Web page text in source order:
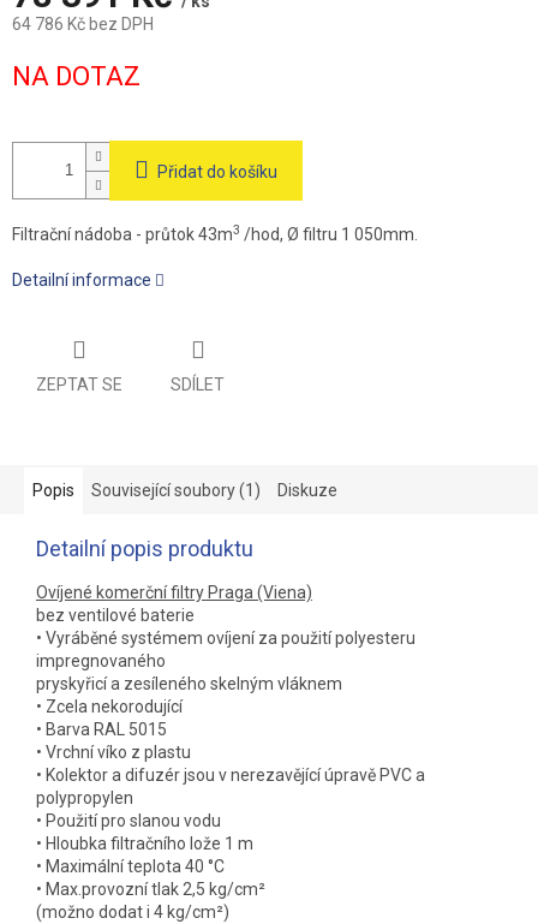
64 786 Kč bez DPH
cena:
NA DOTAZ
Přidat do košíku
Filtrační nádoba - průtok 43m3 /hod, Ø filtru 1 050mm.
Detailní informace
ZEPTAT SE SDÍLET
Popis Související soubory (1) Diskuze
Detailní popis produktu
Ovíjené komerční filtry Praga (Viena)
bez ventilové baterie
• Vyráběné systémem ovíjení za použití polyesteru
impregnovaného
pryskyřicí a zesíleného skelným vláknem
• Zcela nekorodující
• Barva RAL 5015
• Vrchní víko z plastu
• Kolektor a difuzér jsou v nerezavějící úpravě PVC a
polypropylen
• Použití pro slanou vodu
• Hloubka filtračního lože 1 m
• Maximální teplota 40 °C
• Max.provozní tlak 2,5 kg/cm²
(možno dodat i 4 kg/cm²)